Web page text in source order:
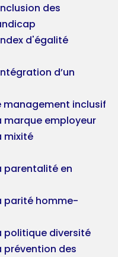
des
d'égalité
d’un
management inclusif
marque employeur
mixité
parentalité en
parité homme-
politique diversité
prévention des